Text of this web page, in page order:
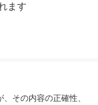
ます
その内容の正確性、